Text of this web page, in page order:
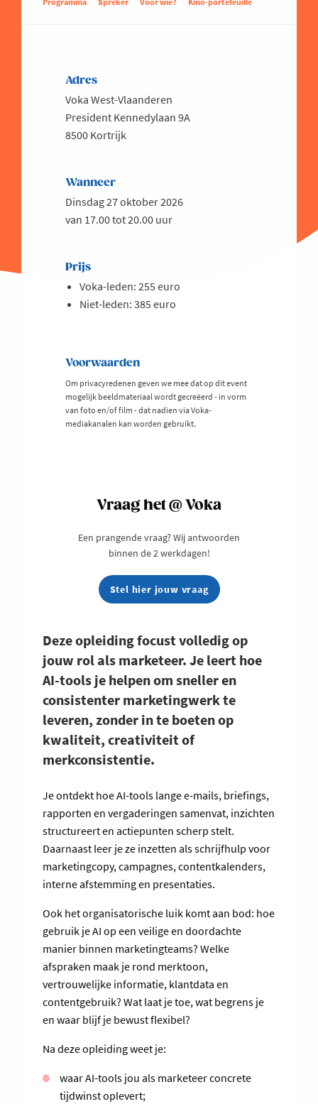
Deze opleiding focust volledig op
jouw rol als marketeer. Je leert hoe
AI-tools je helpen om sneller en
consistenter marketingwerk te
leveren, zonder in te boeten op
kwaliteit, creativiteit of
merkconsistentie.
Je ontdekt hoe AI-tools lange e-mails, briefings,
rapporten en vergaderingen samenvat, inzichten
structureert en actiepunten scherp stelt.
Daarnaast leer je ze inzetten als schrijfhulp voor
marketingcopy, campagnes, contentkalenders,
interne afstemming en presentaties.
Ook het organisatorische luik komt aan bod: hoe
gebruik je AI op een veilige en doordachte
manier binnen marketingteams? Welke
afspraken maak je rond merktoon,
vertrouwelijke informatie, klantdata en
contentgebruik? Wat laat je toe, wat begrens je
en waar blijf je bewust flexibel?
Na deze opleiding weet je:
waar AI-tools jou als marketeer concrete
tijdwinst oplevert;
Adres
Voka West-Vlaanderen
President Kennedylaan 9A
8500 Kortrijk
Wanneer
Dinsdag 27 oktober 2026
van 17.00 tot 20.00 uur
Prijs
Voka-leden: 255 euro
Niet-leden: 385 euro
Voorwaarden
Om privacyredenen geven we mee dat op dit event
mogelijk beeldmateriaal wordt gecreëerd - in vorm
van foto en/of film - dat nadien via Voka-
mediakanalen kan worden gebruikt.
Vraag het @ Voka
Een prangende vraag? Wij antwoorden
binnen de 2 werkdagen!
Stel hier jouw vraag